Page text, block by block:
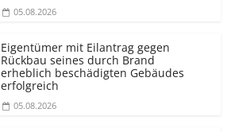
05.08.2026
Eigentümer mit Eilantrag gegen
Rückbau seines durch Brand
erheblich beschädigten Gebäudes
erfolgreich
05.08.2026